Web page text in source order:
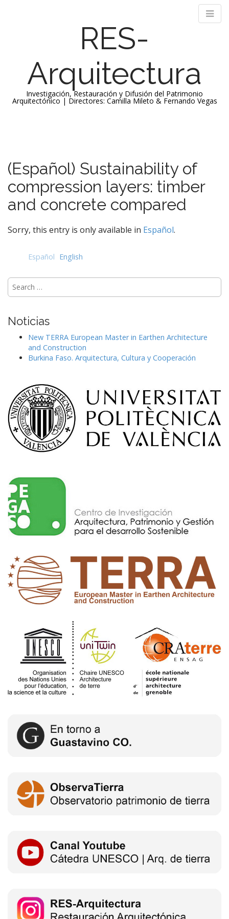
RES-
Arquitectura
Investigación, Restauración y Difusión del Patrimonio
Arquitectónico | Directores: Camilla Mileto & Fernando Vegas
n
m
e
n
u
t
o
c
o
n
e
(Español) Sustainability of
compression layers: timber
and concrete compared
Sorry, this entry is only available in Español.
Español English
Search
for:
Noticias
New TERRA European Master in Earthen Architecture
and Construction
Burkina Faso. Arquitectura, Cultura y Cooperación